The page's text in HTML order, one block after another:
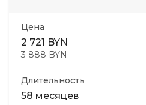
Цена
2 721 BYN
3 888 BYN
Длительность
58 месяцев